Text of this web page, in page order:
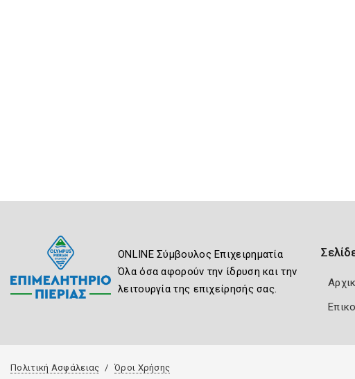
ONLINE Σύμβουλος Επιχειρηματία
Όλα όσα αφορούν την ίδρυση και την
λειτουργία της επιχείρησής σας.
Πολιτική Ασφάλειας Όροι Χρήσης